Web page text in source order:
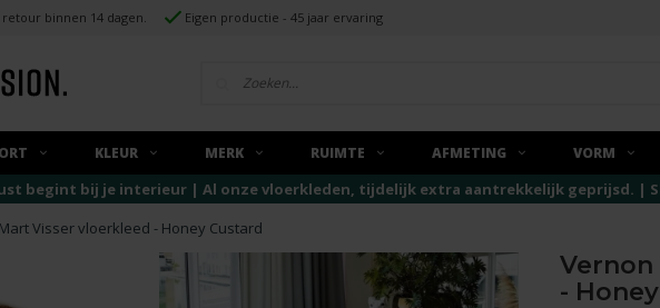
retour binnen 14 dagen. Eigen productie - 45 jaar ervaring
KLEUR MERK RUIMTE AFMETING VORM
begint bij je interieur | Al onze vloerkleden, tijdelijk extra aantrekkelijk geprijsd. |
Visser vloerkleed - Honey Custard
Vernon
-